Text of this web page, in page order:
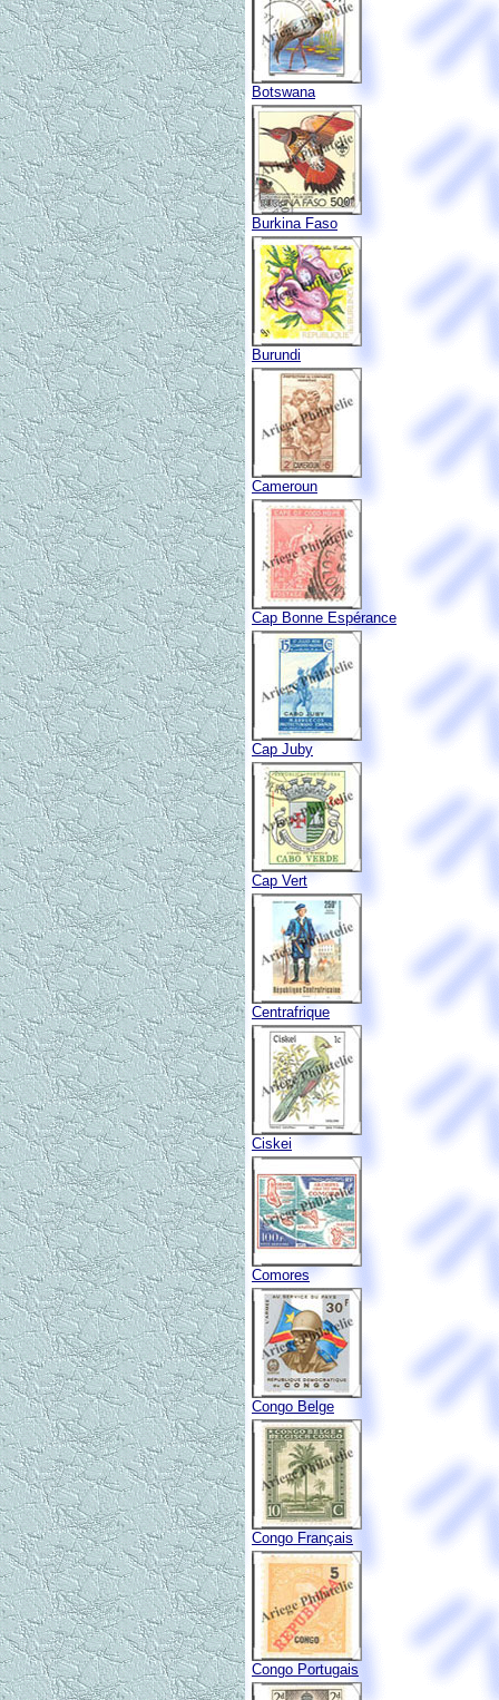
Botswana
Burkina Faso
Burundi
Cameroun
Cap Bonne Espérance
Cap Juby
Cap Vert
Centrafrique
Ciskei
Comores
Congo Belge
Congo Français
Congo Portugais